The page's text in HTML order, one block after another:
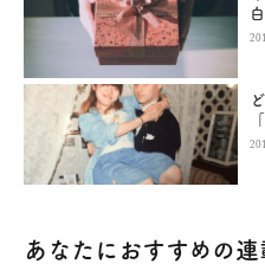
あなたにおすすめの連